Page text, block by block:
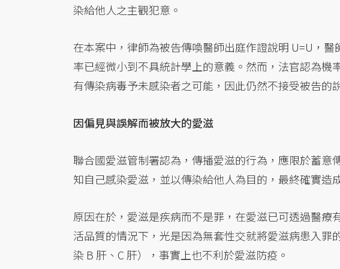
染給他人之主觀犯意。
在本案中，律師為被告傳喚醫師出庭作證說明 U=U，
率已經微小到不具統計學上的意義。然而，法官認為機
有傳染病毒予未感染者之可能，因此仍然不接受被告的
因偏見與誤解而被放大的愛滋
聯合國愛滋管制署認為，傳播愛滋的行為，應限於蓄意
知自己感染愛滋，並以傳染給他人為目的，最終確實造
原因在於，愛滋是疾病而不是罪，在愛滋已可透過醫療
活品質的情況下，光是因為無套性交就將愛滋病患入
染 B 肝、C 肝），事實上也不利於愛滋防疫。